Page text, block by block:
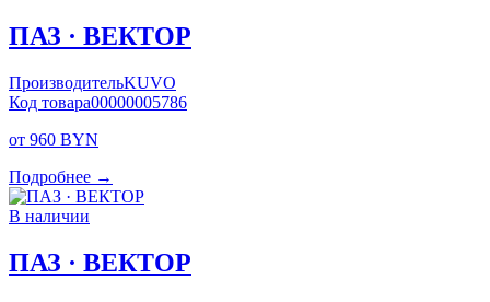
ПАЗ · ВЕКТОР
ПроизводительKUVO
Код товара00000005786
от 960 BYN
Подробнее →
В наличии
ПАЗ · ВЕКТОР